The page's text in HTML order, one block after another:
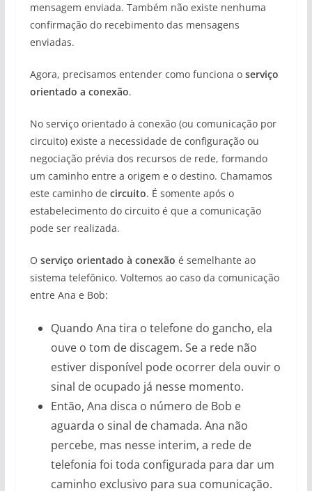
mensagem enviada. Também não existe nenhuma
confirmação do recebimento das mensagens
enviadas.
Agora, precisamos entender como funciona o serviço
orientado a conexão.
No serviço orientado à conexão (ou comunicação por
circuito) existe a necessidade de configuração ou
negociação prévia dos recursos de rede, formando
um caminho entre a origem e o destino. Chamamos
este caminho de circuito. É somente após o
estabelecimento do circuito é que a comunicação
pode ser realizada.
O serviço orientado à conexão é semelhante ao
sistema telefônico. Voltemos ao caso da comunicação
entre Ana e Bob:
Quando Ana tira o telefone do gancho, ela
ouve o tom de discagem. Se a rede não
estiver disponível pode ocorrer dela ouvir o
sinal de ocupado já nesse momento.
Então, Ana disca o número de Bob e
aguarda o sinal de chamada. Ana não
percebe, mas nesse interim, a rede de
telefonia foi toda configurada para dar um
caminho exclusivo para sua comunicação.